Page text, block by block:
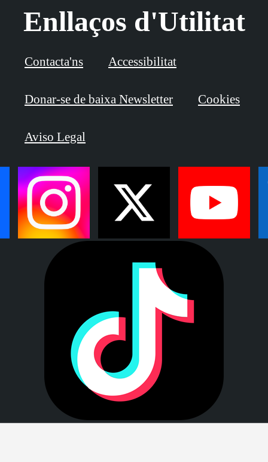
Enllaços d'Utilitat
Contacta'ns Accessibilitat
Donar-se de baixa Newsletter Cookies
Aviso Legal